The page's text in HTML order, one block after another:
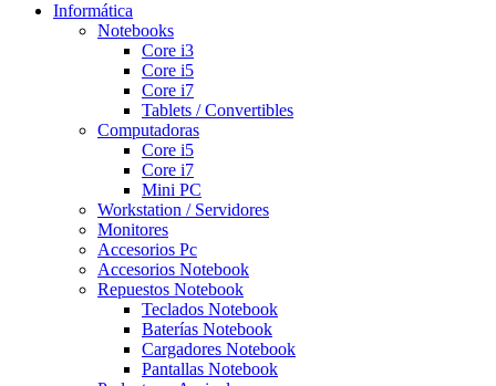
Informática
Notebooks
Core i3
Core i5
Core i7
Tablets / Convertibles
Computadoras
Core i5
Core i7
Mini PC
Workstation / Servidores
Monitores
Accesorios Pc
Accesorios Notebook
Repuestos Notebook
Teclados Notebook
Baterías Notebook
Cargadores Notebook
Pantallas Notebook